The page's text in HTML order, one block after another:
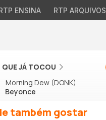
ENSINA RTP ARQUIVOS
QUE JÁ TOCOU
Morning Dew (DONK)
Beyonce
também gostar